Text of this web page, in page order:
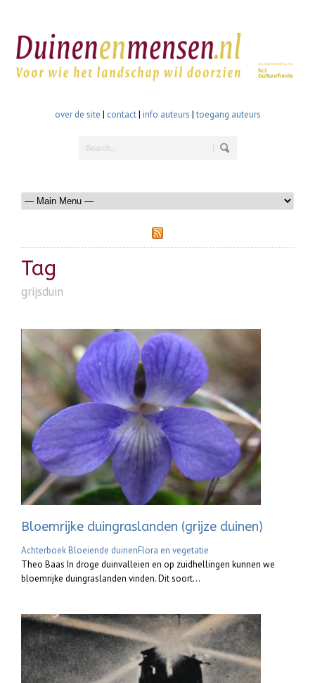
over de site | contact| info auteurs |toegang auteurs
Tag
grijsduin
Bloemrijke duingraslanden (grijze duinen)
Achterboek Bloeiende duinenFlora en vegetatie
Theo Baas In droge duinvalleien en op zuidhellingen kunnen we
bloemrijke duingraslanden vinden. Dit soort...